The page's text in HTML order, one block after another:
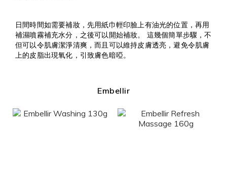
日間時間如需要補妝，先用紙巾輕印臉上有油光的位置，再用
補濕噴霧補充水分，之後可以開始補妝。 這幾個簡單步驟，不
但可以令肌膚潔淨清爽，而且可以維持皮膚透亮，避免令肌膚
上的皮脂出現氧化，引致膚色暗啞。
Embellir